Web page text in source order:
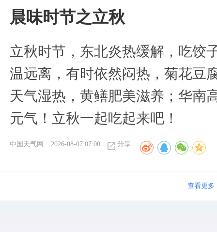
晨味时节之立秋
立秋时节，东北炎热缓解，吃饺
温远离，有时依然闷热，菊花豆
天气湿热，黄鳝肥美滋养；华南
元气！立秋一起吃起来吧！
中国天气网 2026-08-07 07:00 分享
查看更多